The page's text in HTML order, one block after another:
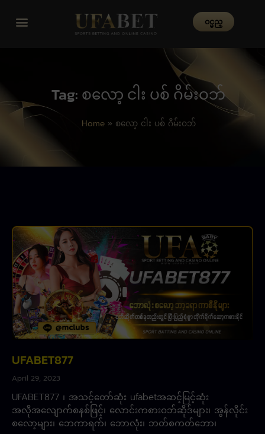
၀င္မည္
Tag: စလော့ ငါး ပစ် ဂိမ်းဝဘ်
Home» စလော့ ငါး ပစ် ဂိမ်းဝဘ်
UFABET877
April 29, 2023
UFABET877 ၊ အသင့်တော်ဆုံး ufabetအဆင့်မြင့်ဆုံး
အလိုအလျောက်စနစ်ဖြင့်၊ လောင်းကစားဝဘ်ဆိုဒ်များ၊ အွန်လိုင်း
စလော့များ၊ ဘေကာရက်၊ ဘောလုံး၊ ဘတ်စကတ်ဘော၊